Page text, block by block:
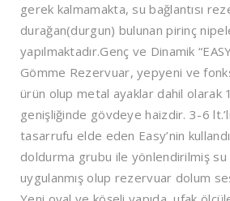
gerek kalmamakta, su bağlantısı
durağan(durgun) bulunan pirinç
yapılmaktadır.Genç ve Dinamik
Gömme Rezervuar, yepyeni ve
ürün olup metal ayaklar dahil olarak
genişliğinde gövdeye haizdir. 3-6
tasarrufu elde eden Easy’nin
doldurma grubu ile yönlendirilmiş su
uygulanmış olup rezervuar dolum